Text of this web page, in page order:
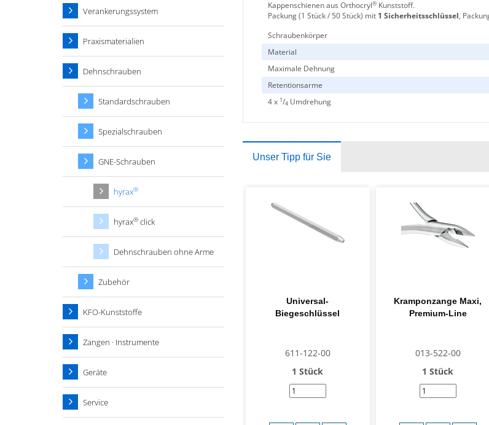
Kappenschienen aus Orthocryl®Kunststoff.
Packung (1 Stück / 50 Stück) mit 1 Sicherheitsschlüssel,
Schraubenkörper
Material
Maximale Dehnung
Retentionsarme
4 x 1/4Umdrehung
Unser Tipp für Sie
Universal-
Biegeschlüssel
611-122-00
1 Stück
Kramponzange Maxi,
Premium-Line
013-522-00
1 Stück
Verankerungssystem
Praxismaterialien
Dehnschrauben
Standardschrauben
Spezialschrauben
GNE-Schrauben
hyrax®
hyrax® click
Dehnschrauben ohne Arme
Zubehör
KFO-Kunststoffe
Zangen · Instrumente
Geräte
Service